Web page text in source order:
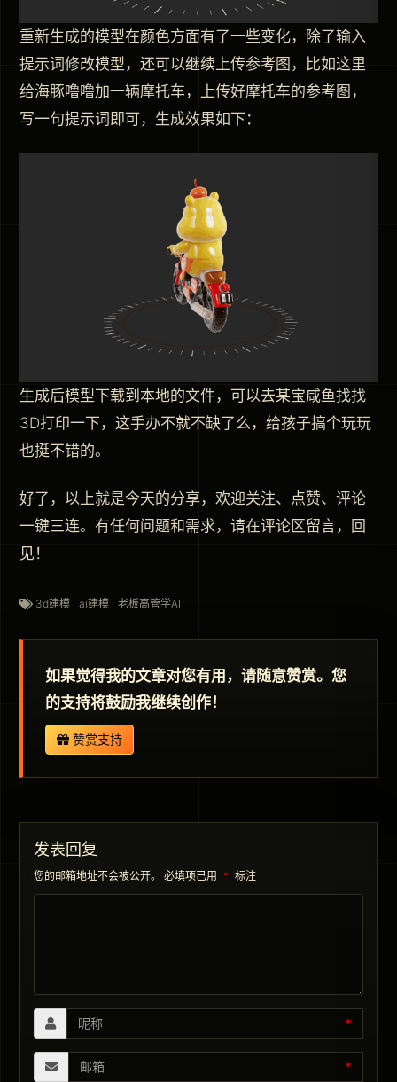
重新生成的模型在颜色方面有了一些变化，除了输入
提示词修改模型，还可以继续上传参考图，比如这里
给海豚噜噜加一辆摩托车，上传好摩托车的参考图，
写一句提示词即可，生成效果如下：
生成后模型下载到本地的文件，可以去某宝咸鱼找找
3D打印一下，这手办不就不缺了么，给孩子搞个玩玩
也挺不错的。
好了，以上就是今天的分享，欢迎关注、点赞、评论
一键三连。有任何问题和需求，请在评论区留言，回
见！
3d建模 ai建模 老板高管学AI
如果觉得我的文章对您有用，请随意赞赏。您
的支持将鼓励我继续创作！
赞赏支持
发表回复
您的邮箱地址不会被公开。 必填项已用 * 标注
*
*